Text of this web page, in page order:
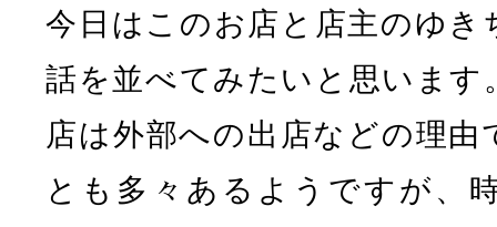
今日はこのお店と店主のゆき
話を並べてみたいと思います
店は外部への出店などの理
とも多々あるようですが、